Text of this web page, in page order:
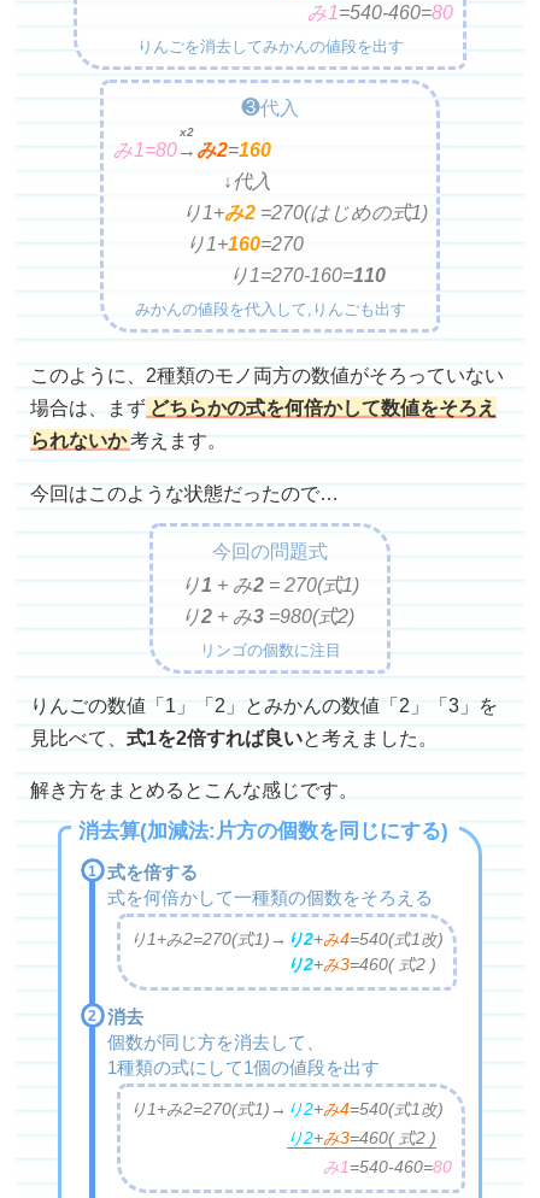
み1=540-460=80
りんごを消去してみかんの値段を出す
❸代入
み1=80→
x2
み2=160
↓代入
り1+み2 =
り1+160=
り1=
270(はじめの式1)
270
270-160=110
みかんの値段を代入して,りんごも出す
このように、2種類のモノ両方の数値がそろっていない
場合は、まず どちらかの式を何倍かして数値をそろえ
られないか考えます。
今回はこのような状態だったので…
今回の問題式
り1 + み2 =
り2 + み3 =
270(式1)
980(式2)
リンゴの個数に注目
りんごの数値「1」「2」とみかんの数値「2」「3」を
見比べて、 式1を2倍すれば良いと考えました。
解き方をまとめるとこんな感じです。
消去算(加減法:片方の個数を同じにする)
式を倍する
式を何倍かして一種類の個数をそろえる
り1+み2=270(式1)→ り2+み4=
り2+み3=
540(式1改)
460( 式2 )
消去
個数が同じ方を消去して、
1種類の式にして1個の値段を出す
り1+み2=270(式1)→ り2+み4=
り2+み3=
み1 =
540(式1改)
460( 式2 )
540-460=80